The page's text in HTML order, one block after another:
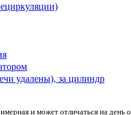
удалены), за цилиндр
и может отличаться на день